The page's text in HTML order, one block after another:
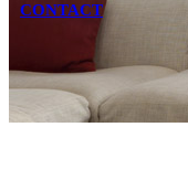
CONTACT